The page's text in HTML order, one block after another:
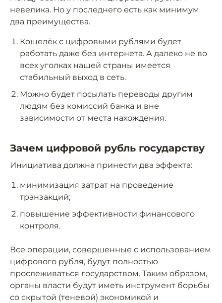
невелика. Но у последнего есть как минимум
два преимущества.
Кошелёк с цифровыми рублями будет
работать даже без интернета. А далеко не во
всех уголках нашей страны имеется
стабильный выход в сеть.
Можно будет посылать переводы другим
людям без комиссий банка и вне
зависимости от места нахождения.
Зачем цифровой рубль государству
Инициатива должна принести два эффекта:
минимизация затрат на проведение
транзакций;
повышение эффективности финансового
контроля.
Все операции, совершенные с использованием
цифрового рубля, будут полностью
прослеживаться государством. Таким образом,
органы власти будут иметь инструмент борьбы
со скрытой (теневой) экономикой и